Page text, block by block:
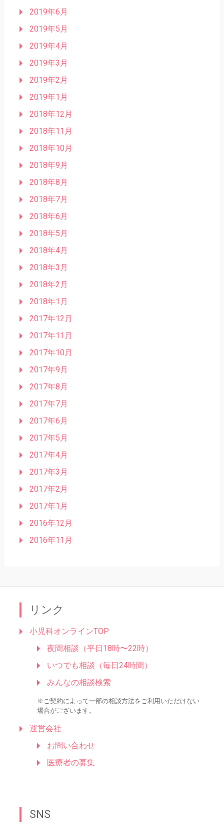
2019年6月
2019年5月
2019年4月
2019年3月
2019年2月
2019年1月
2018年12月
2018年11月
2018年10月
2018年9月
2018年8月
2018年7月
2018年6月
2018年5月
2018年4月
2018年3月
2018年2月
2018年1月
2017年12月
2017年11月
2017年10月
2017年9月
2017年8月
2017年7月
2017年6月
2017年5月
2017年4月
2017年3月
2017年2月
2017年1月
2016年12月
2016年11月
リンク
小児科オンラインTOP
夜間相談（平日18時〜22時）
いつでも相談（毎日24時間）
みんなの相談検索
※ご契約によって一部の相談方法をご利用いただけない
場合がございます。
運営会社
お問い合わせ
医療者の募集
SNS